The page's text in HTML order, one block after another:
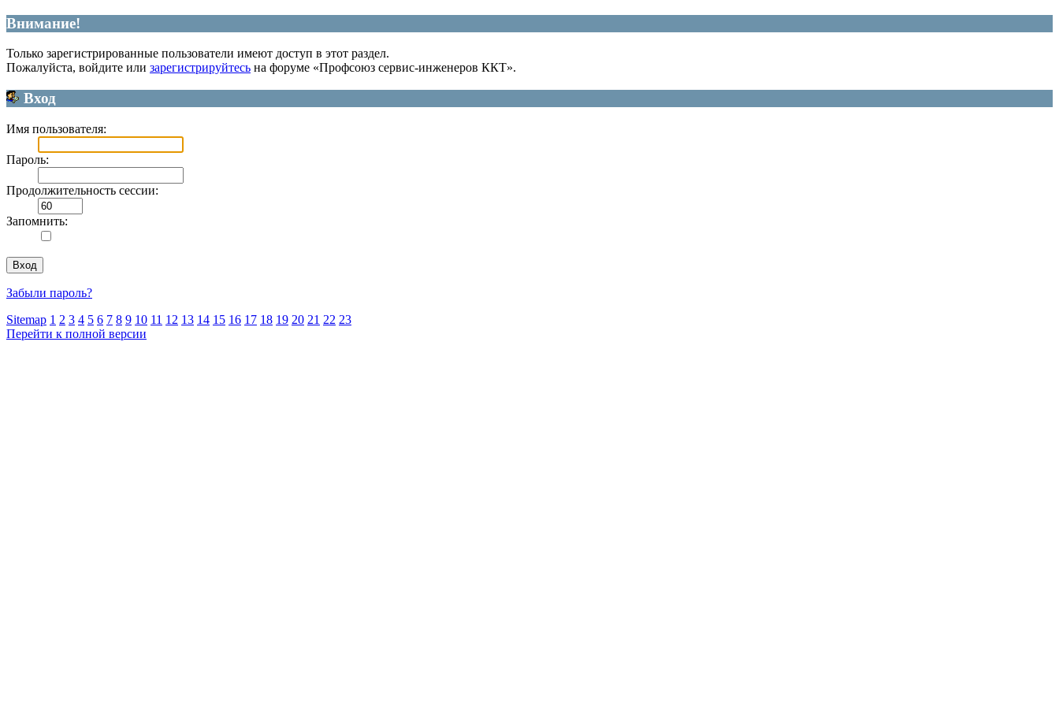
Внимание!
Только зарегистрированные пользователи имеют доступ в этот раздел.
Пожалуйста, войдите или зарегистрируйтесь на форуме «Профсоюз сервис-инженеров ККТ».
Вход
Имя пользователя:
Пароль:
Продолжительность сессии:
Запомнить:
Забыли пароль?
Sitemap 1 2 3 4 5 6 7 8 9 10 11 12 13 14 15 16 17 18 19 20 21 22 23
Перейти к полной версии